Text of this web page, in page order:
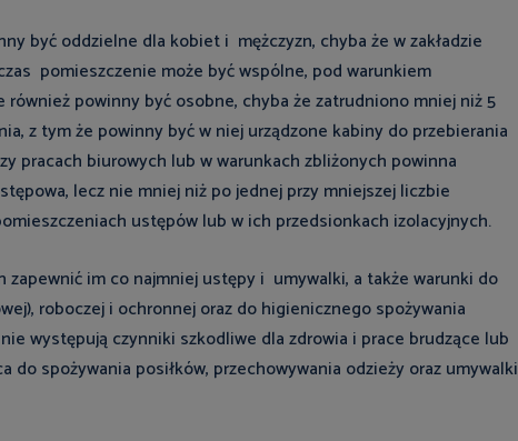
być oddzielne dla kobiet i mężczyzn, chyba że w zakładzie
pomieszczenie może być wspólne, pod warunkiem
powinny być osobne, chyba że zatrudniono mniej niż 5
z tym że powinny być w niej urządzone kabiny do przebierania
pracach biurowych lub w warunkach zbliżonych powinna
lecz nie mniej niż po jednej przy mniejszej liczbie
ustępów lub w ich przedsionkach izolacyjnych.
im co najmniej ustępy i umywalki, a także warunki do
roboczej i ochronnej oraz do higienicznego spożywania
występują czynniki szkodliwe dla zdrowia i prace brudzące lub
spożywania posiłków, przechowywania odzieży oraz umywalki